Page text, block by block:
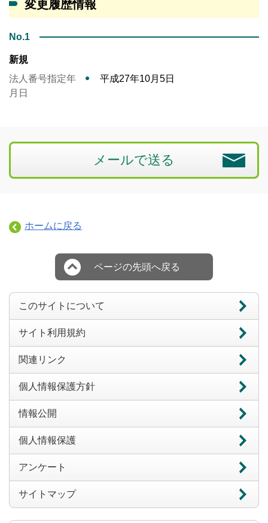
変更履歴情報
No.1
新規
法人番号指定年
月日
平成27年10月5日
メールで送る
ホームに戻る
ページの先頭へ戻る
このサイトについて
サイト利用規約
関連リンク
個人情報保護方針
情報公開
個人情報保護
アンケート
サイトマップ